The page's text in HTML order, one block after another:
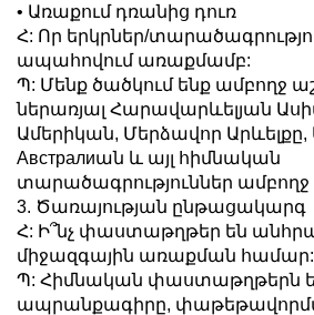
• Առաքում դռանից դուռ
Հ: Որ երկրներ/
ապահովում առաքմամբ:
Պ: Մենք ծածկում ենք ամբողջ
ներառյալ Հարավարևելյան
Ամերիկան, Մերձավոր
Австралиան և այլ հիմնական
տարածագրություններ
3. Ծառայության ընթացակարգ
Հ: Ի՞նչ փաստաթղթեր են
միջազգային առաքման համար:
Պ: Հիմնական փաստաթղթերն
ապրանքագիրը,